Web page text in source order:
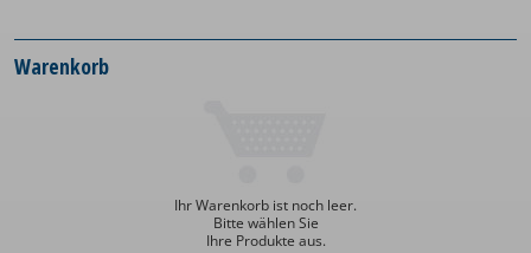
Warenkorb
Ihr Warenkorb ist noch leer.
Bitte wählen Sie
Ihre Produkte aus.